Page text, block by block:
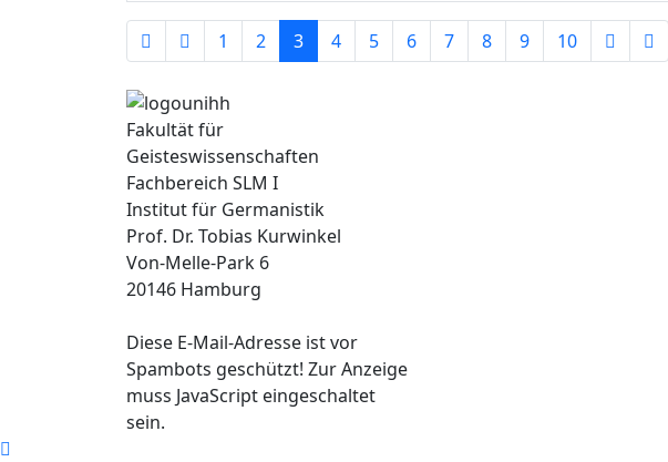
1 2 3 4 5 6 7 8 9 10
Fakultät für
Geisteswissenschaften
Fachbereich SLM I
Institut für Germanistik
Prof. Dr. Tobias Kurwinkel
Von-Melle-Park 6
20146 Hamburg
Diese E-Mail-Adresse ist vor
Spambots geschützt! Zur Anzeige
muss JavaScript eingeschaltet
sein.